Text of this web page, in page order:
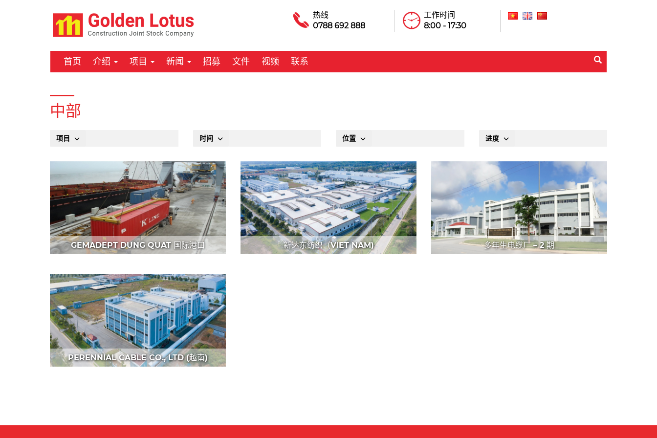
热线
0788 692 888
工作时间
8:00 - 17:30
首页 介绍 项目 新闻 招募 文件 视频 联系
中部
项目 时间 位置 进度
GEMADEPT DUNG QUAT 国际港口 新达东纺织（VIET NAM) 多年生电缆厂 – 2 期
PERENNIAL CABLE CO., LTD (越南)